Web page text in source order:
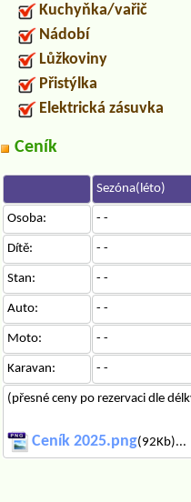
Kuchyňka/vařič
Nádobí
Lůžkoviny
Přistýlka
Elektrická zásuvka
Ceník
Sezóna(léto)
Osoba: - -
Dítě: - -
Stan: - -
Auto: - -
Moto: - -
Karavan: - -
(přesné ceny po rezervaci dle
Ceník 2025.png(92Kb)...